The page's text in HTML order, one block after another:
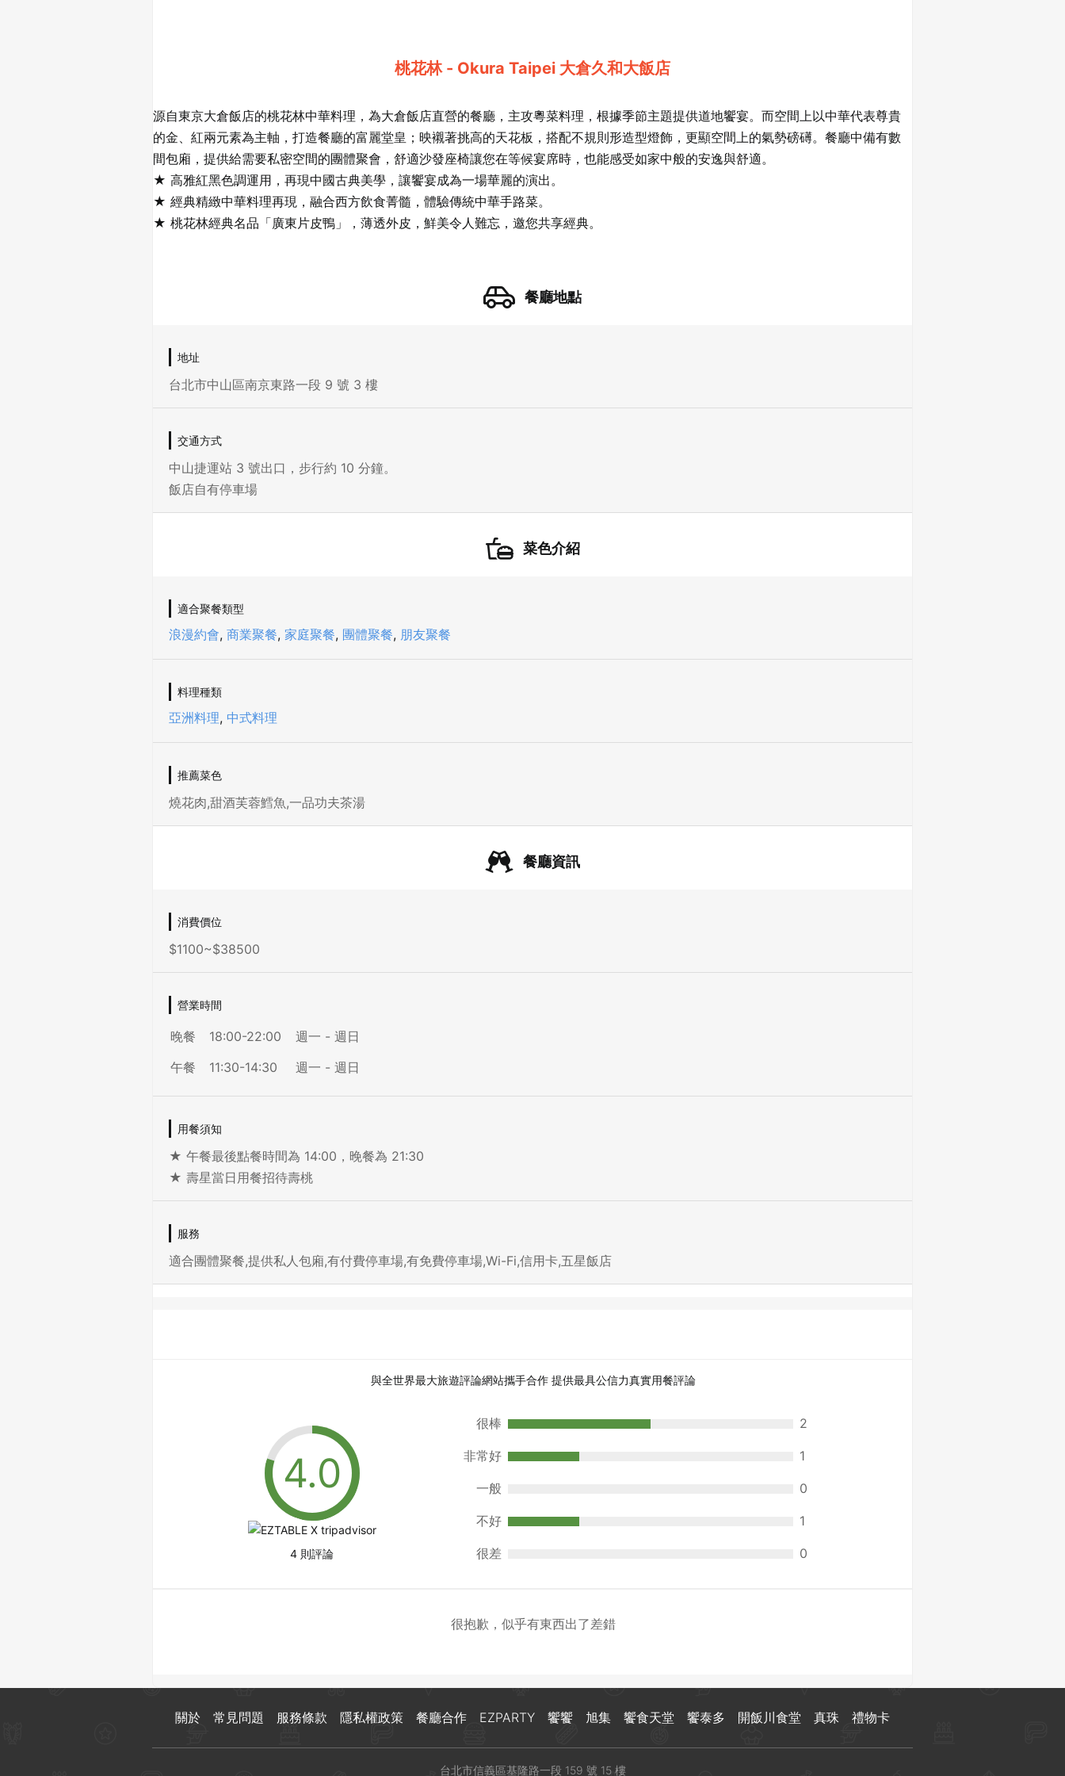
桃花林 - Okura Taipei 大倉久和大飯店
源自東京大倉飯店的桃花林中華料理，為大倉飯店直營的餐廳，主攻粵菜料理，根據季節主題提供道地饗宴。而空間上以中華代表尊貴
的金、紅兩元素為主軸，打造餐廳的富麗堂皇；映襯著挑高的天花板，搭配不規則形造型燈飾，更顯空間上的氣勢磅礡。餐廳中備有數
間包廂，提供給需要私密空間的團體聚會，舒適沙發座椅讓您在等候宴席時，也能感受如家中般的安逸與舒適。
★ 高雅紅黑色調運用，再現中國古典美學，讓饗宴成為一場華麗的演出。
★ 經典精緻中華料理再現，融合西方飲食菁髓，體驗傳統中華手路菜。
餐廳地點
地址
台北市中山區南京東路一段 9 號 3 樓
交通方式
中山捷運站 3 號出口，步行約 10 分鐘。
飯店自有停車場
菜色介紹
適合聚餐類型
浪漫約會, 商業聚餐, 家庭聚餐, 團體聚餐, 朋友聚餐
料理種類
亞洲料理, 中式料理
推薦菜色
燒花肉,甜酒芙蓉鱈魚,一品功夫茶湯
餐廳資訊
消費價位
$1100~$38500
營業時間
晚餐 18:00-22:00
週一 - 週日
午餐
11:30-14:30 週一 - 週日
用餐須知
★ 午餐最後點餐時間為 14:00，晚餐為 21:30
★ 壽星當日用餐招待壽桃
服務
適合團體聚餐,提供私人包廂,有付費停車場,有免費停車場,Wi-Fi,信用卡,五星飯店
與全世界最大旅遊評論網站攜手合作 提供最具公信力真實用餐評論
4 則評論
很棒 2
非常好 1
一般 0
不好 1
很差 0
很抱歉，似乎有東西出了差錯
關於 常見問題 服務條款 隱私權政策 餐廳合作 EZPARTY 饗饗 旭集 饗食天堂 饗泰多 開飯川食堂 真珠 禮物卡
台北市信義區基隆路一段 159 號 15 樓